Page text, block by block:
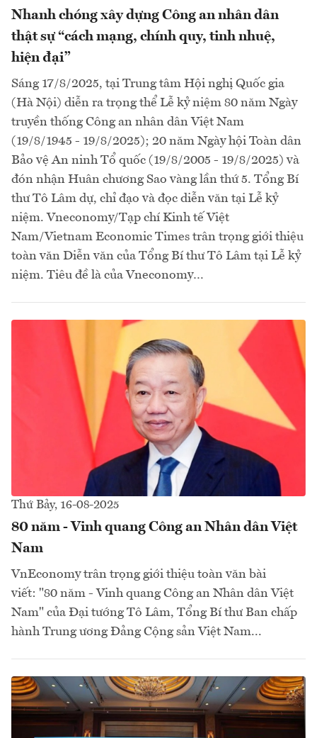
Nhanh chóng xây dựng Công an nhân dân
thật sự “cách mạng, chính quy, tinh nhuệ,
hiện đại”
Sáng 17/8/2025, tại Trung tâm Hội nghị Quốc gia
(Hà Nội) diễn ra trọng thể Lễ kỷ niệm 80 năm Ngày
truyền thống Công an nhân dân Việt Nam
(19/8/1945 - 19/8/2025); 20 năm Ngày hội Toàn dân
Bảo vệ An ninh Tổ quốc (19/8/2005 - 19/8/2025) và
đón nhận Huân chương Sao vàng lần thứ 5. Tổng Bí
thư Tô Lâm dự, chỉ đạo và đọc diễn văn tại Lễ kỷ
niệm. Vneconomy/Tạp chí Kinh tế Việt
Nam/Vietnam Economic Times trân trọng giới thiệu
toàn văn Diễn văn của Tổng Bí thư Tô Lâm tại Lễ kỷ
niệm. Tiêu đề là của Vneconomy…
Thứ Bảy, 16-08-2025
80 năm - Vinh quang Công an Nhân dân Việt
Nam
VnEconomy trân trọng giới thiệu toàn văn bài
viết: "80 năm - Vinh quang Công an Nhân dân Việt
Nam" của Đại tướng Tô Lâm, Tổng Bí thư Ban chấp
hành Trung ương Đảng Cộng sản Việt Nam...